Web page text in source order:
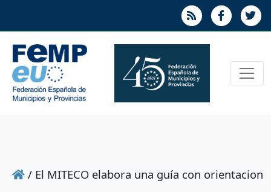
/ El MITECO elabora una guía con